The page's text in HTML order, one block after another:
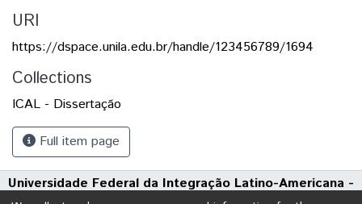
URI
https://dspace.unila.edu.br/handle/123456789/1694
Collections
ICAL - Dissertação
Full item page
Universidade Federal da Integração Latino-Americana -